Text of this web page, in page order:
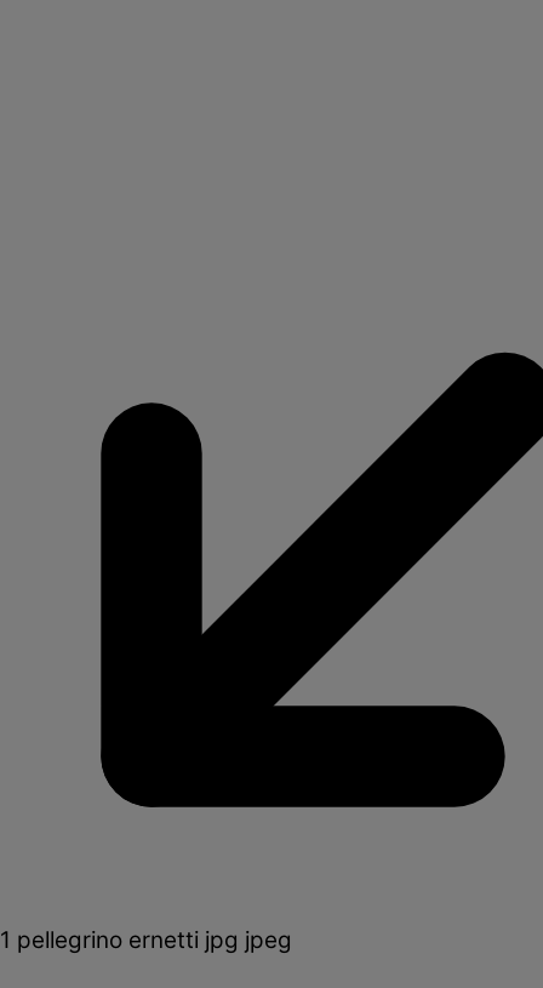
1 pellegrino ernetti jpg jpeg